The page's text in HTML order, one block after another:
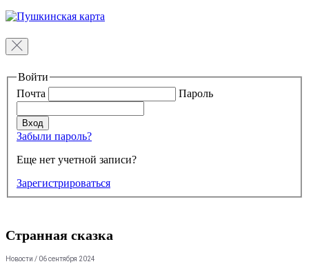
Войти
Почта
Пароль
Забыли пароль?
Еще нет учетной записи?
Зарегистрироваться
Странная сказка
Новости / 06 сентября 2024